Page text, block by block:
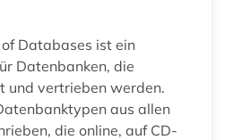
Databases ist ein
Datenbanken, die
vertrieben werden.
aus allen
die online, auf CD-